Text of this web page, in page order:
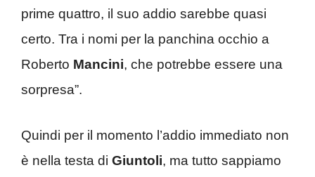
prime quattro, il suo addio sarebbe quasi
certo. Tra i nomi per la panchina occhio a
Roberto Mancini, che potrebbe essere una
sorpresa”.
Quindi per il momento l’addio immediato non
è nella testa di Giuntoli, ma tutto sappiamo